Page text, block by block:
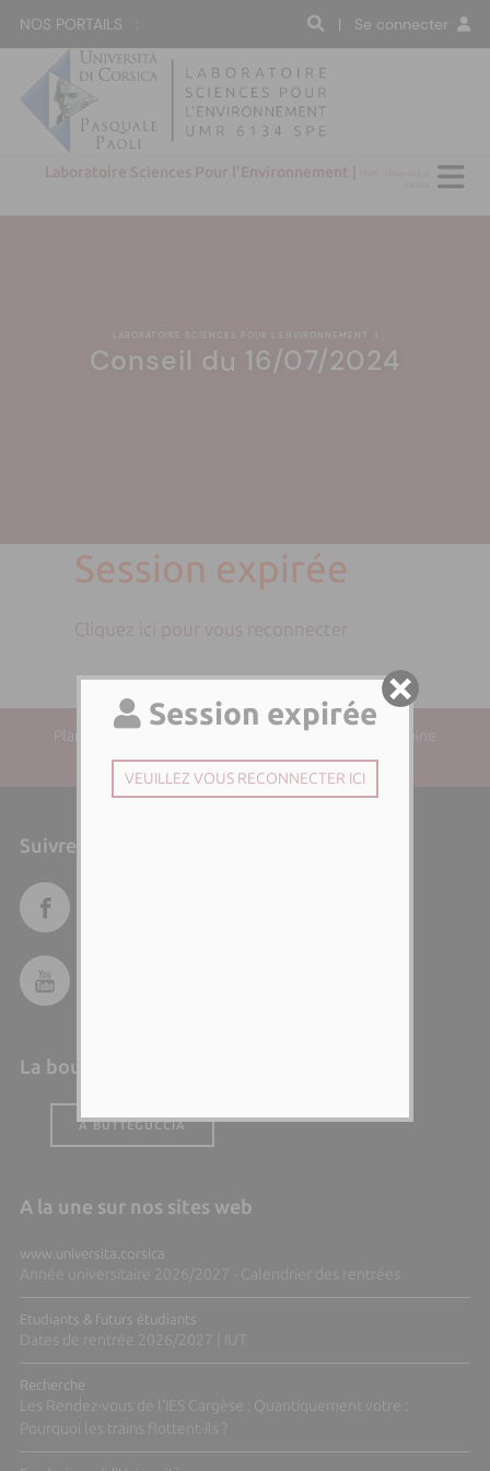
NOS PORTAILS : | Se connecter
Laboratoire Sciences Pour l'Environnement |
LABORATOIRE SCIENCES POUR L'ENVIRONNEMENT
Conseil du 16/07/2024
Session expirée
Cliquez ici pour vous reconnecter
Plan du site| Directeur de la publication : Paul-Antoine
SANTONI | Responsable éditorial :
Suivre l'Università di Corsica
La boutique de l'Università
A BUTTEGUCCIA
A la une sur nos sites web
www.universita.corsica
Année universitaire 2026/2027 - Calendrier des rentrées
Etudiants & futurs étudiants
Dates de rentrée 2026/2027 | IUT
Recherche
Les Rendez-vous de l'IES Cargèse : Quantiquement votre :
Pourquoi les trains flottent-ils ?